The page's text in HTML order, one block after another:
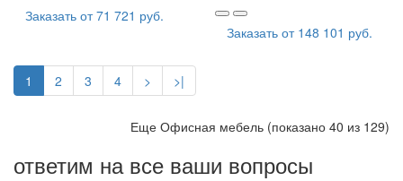
Заказать от71 721 руб.
Заказать от 148 101 руб.
1 2 3 4 > >|
Еще Офисная мебель (показано 40 из 129)
ответим на все ваши вопросы